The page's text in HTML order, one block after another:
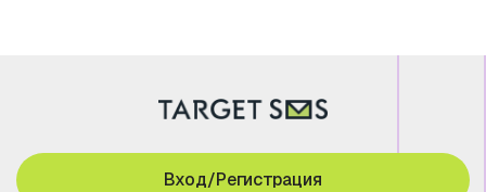
Вход/Регистрация